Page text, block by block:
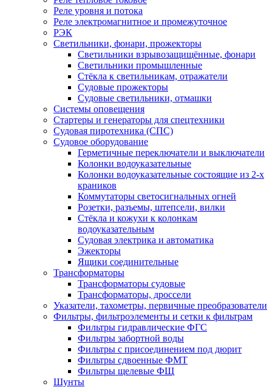
Реле уровня и потока
Реле электромагнитное и промежуточное
РЭК
Светильники, фонари, прожекторы
Светильники взрывозащищённые, фонари
Светильники промышленные
Стёкла к светильникам, отражатели
Судовые прожекторы
Судовые светильники, отмашки
Системы оповещения
Стартеры и генераторы для спецтехники
Судовая пиротехника (СПС)
Судовое оборудование
Герметичные переключатели и выключатели
Колонки водоуказательные
Колонки водоуказательные состоящие из 2-х
краников
Коммутаторы светосигнальных огней
Розетки, разъемы, штепсели, вилки
Стёкла и кожухи к колонкам
водоуказательным
Судовая электрика и автоматика
Эжекторы
Ящики соединительные
Трансформаторы
Трансформаторы судовые
Трансформаторы, дроссели
Указатели, тахометры, первичные преобразователи
Фильтры, фильтроэлементы и сетки к фильтрам
Фильтры гидравлические ФГС
Фильтры забортной воды
Фильтры с присоединением под дюрит
Фильтры сдвоенные ФМТ
Фильтры щелевые ФЩ
Шунты